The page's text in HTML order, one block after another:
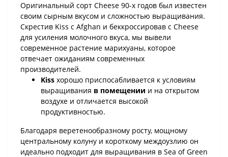
Оригинальный сорт Cheese 90-х годов был известен
своим сырным вкусом и сложностью выращивания.
Скрестив Kiss с Afghan и беккроссировав с Cheese
для усиления молочного вкуса, мы вывели
современное растение марихуаны, которое
отвечает ожиданиям современных
производителей.
Kiss хорошо приспосабливается к условиям
выращивания в помещении и на открытом
воздухе и отличается высокой
продуктивностью.
Благодаря веретенообразному росту, мощному
центральному колуну и короткому междоузлию он
идеально подходит для выращивания в Sea of Green